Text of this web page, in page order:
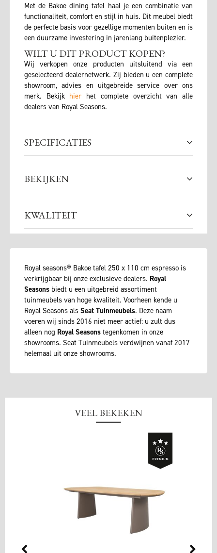
Met de Bakoe dining tafel haal je een combinatie van
functionaliteit, comfort en stijl in huis. Dit meubel biedt
de perfecte basis voor gezellige momenten buiten en is
een duurzame investering in jarenlang buitenplezier.
WILT U DIT PRODUCT KOPEN?
Wij verkopen onze producten uitsluitend via een
geselecteerd dealernetwerk. Zij bieden u een complete
showroom, advies en uitgebreide service over ons
merk. Bekijk hier het complete overzicht van alle
dealers van Royal Seasons.
SPECIFICATIES
BEKIJKEN
KWALITEIT
Royal seasons® Bakoe tafel 250 x 110 cm espresso is
verkrijgbaar bij onze exclusieve dealers. Royal
Seasons biedt u een uitgebreid assortiment
tuinmeubels van hoge kwaliteit. Voorheen kende u
Royal Seasons als Seat Tuinmeubels. Deze naam
voeren wij sinds 2016 niet meer actief: u zult dus
alleen nog Royal Seasons tegenkomen in onze
showrooms. Seat Tuinmeubels verdwijnen vanaf 2017
helemaal uit onze showrooms.
VEEL BEKEKEN